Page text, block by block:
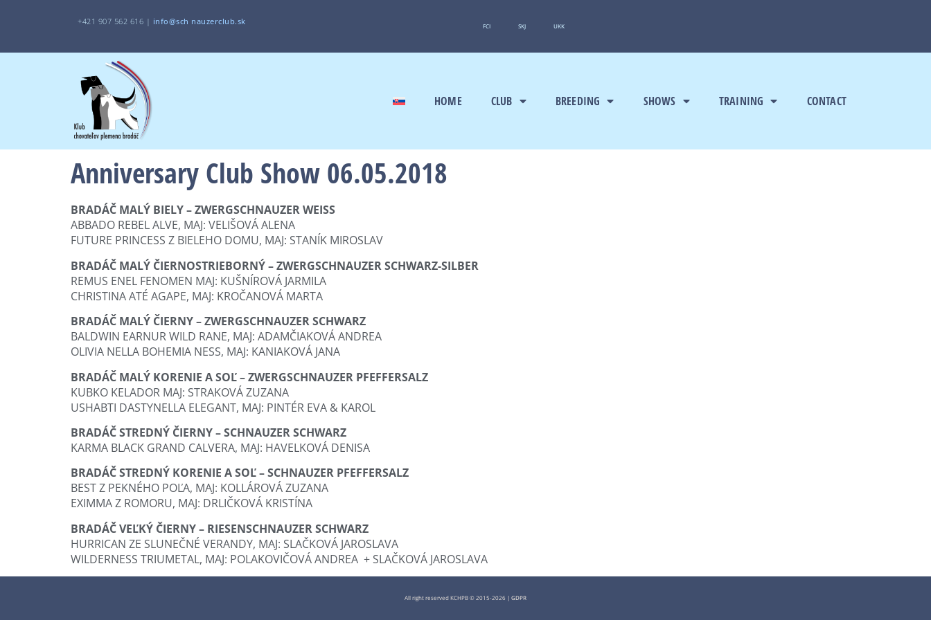
+421 907 562 616 | info@sch nauzerclub.sk FCI SKJ UKK
HOME CLUB BREEDING SHOWS TRAINING CONTACT
Anniversary Club Show 06.05.2018
BRADÁČ MALÝ BIELY – ZWERGSCHNAUZER WEISS
ABBADO REBEL ALVE, MAJ: VELIŠOVÁ ALENA
FUTURE PRINCESS Z BIELEHO DOMU, MAJ: STANÍK MIROSLAV
BRADÁČ MALÝ ČIERNOSTRIEBORNÝ – ZWERGSCHNAUZER SCHWARZ-SILBER
REMUS ENEL FENOMEN MAJ: KUŠNÍROVÁ JARMILA
CHRISTINA ATÉ AGAPE, MAJ: KROČANOVÁ MARTA
BRADÁČ MALÝ ČIERNY – ZWERGSCHNAUZER SCHWARZ
BALDWIN EARNUR WILD RANE, MAJ: ADAMČIAKOVÁ ANDREA
OLIVIA NELLA BOHEMIA NESS, MAJ: KANIAKOVÁ JANA
BRADÁČ MALÝ KORENIE A SOĽ – ZWERGSCHNAUZER PFEFFERSALZ
KUBKO KELADOR MAJ: STRAKOVÁ ZUZANA
USHABTI DASTYNELLA ELEGANT, MAJ: PINTÉR EVA & KAROL
BRADÁČ STREDNÝ ČIERNY – SCHNAUZER SCHWARZ
KARMA BLACK GRAND CALVERA, MAJ: HAVELKOVÁ DENISA
BRADÁČ STREDNÝ KORENIE A SOĽ – SCHNAUZER PFEFFERSALZ
BEST Z PEKNÉHO POĽA, MAJ: KOLLÁROVÁ ZUZANA
EXIMMA Z ROMORU, MAJ: DRLIČKOVÁ KRISTÍNA
BRADÁČ VEĽKÝ ČIERNY – RIESENSCHNAUZER SCHWARZ
HURRICAN ZE SLUNEČNÉ VERANDY, MAJ: SLAČKOVÁ JAROSLAVA
WILDERNESS TRIUMETAL, MAJ: POLAKOVIČOVÁ ANDREA + SLAČKOVÁ JAROSLAVA
All right reserved KCHPB © 2015-2026 | GDPR